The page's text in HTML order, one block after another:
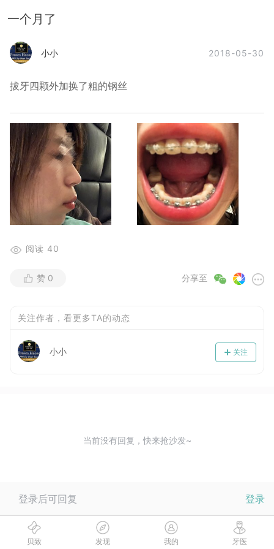
一个月了
小小 2018-05-30
拔牙四颗外加换了粗的钢丝
阅读 40
分享至
赞 0
关注作者，看更多TA的动态
关注
小小
当前没有回复，快来抢沙发~
登录后可回复 登录
贝致 发现 我的 牙医